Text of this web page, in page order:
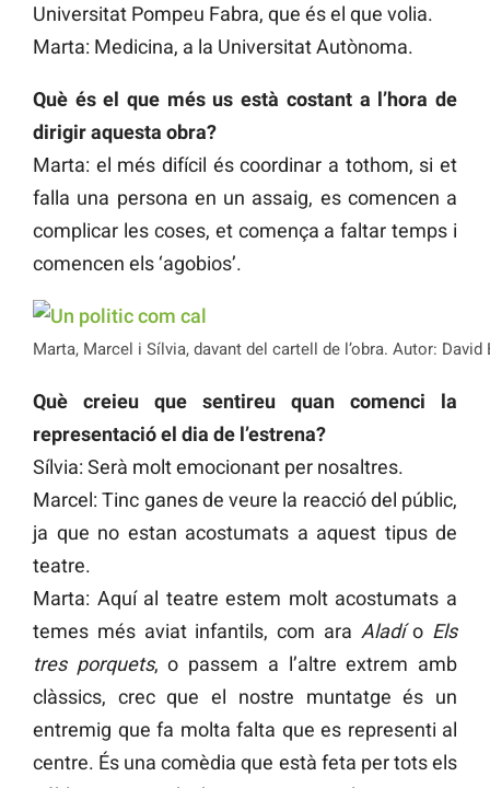
Universitat Pompeu Fabra, que és el que volia.
Marta: Medicina, a la Universitat Autònoma.
Què és el que més us està costant a l’hora de
dirigir aquesta obra?
Marta: el més difícil és coordinar a tothom, si et
falla una persona en un assaig, es comencen a
complicar les coses, et comença a faltar temps i
comencen els ‘agobios’.
Marta, Marcel i Sílvia, davant del cartell de l’obra. Autor: David
Què creieu que sentireu quan comenci la
representació el dia de l’estrena?
Sílvia: Serà molt emocionant per nosaltres.
Marcel: Tinc ganes de veure la reacció del públic,
ja que no estan acostumats a aquest tipus de
teatre.
Marta: Aquí al teatre estem molt acostumats a
temes més aviat infantils, com ara Aladío Els
tres porquets, o passem a l’altre extrem amb
clàssics, crec que el nostre muntatge és un
entremig que fa molta falta que es representi al
centre. És una comèdia que està feta per tots els